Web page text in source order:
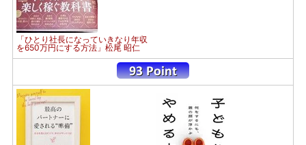
「ひとり社長になっていきなり年収
を650万円にする方法」松尾 昭仁